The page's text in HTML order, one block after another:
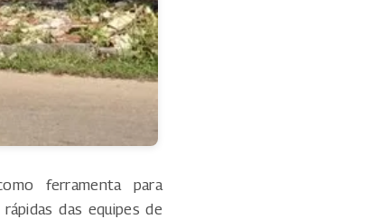
ferramenta para
das equipes de